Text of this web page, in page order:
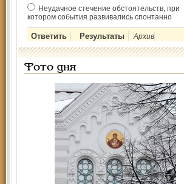
Неудачное стечение обстоятельств, при
котором события развивались спонтанно
Архив
Фото дня